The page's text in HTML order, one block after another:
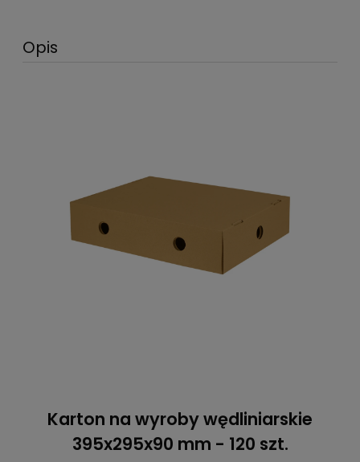
Opis
Karton na wyroby wędliniarskie
395x295x90 mm - 120 szt.